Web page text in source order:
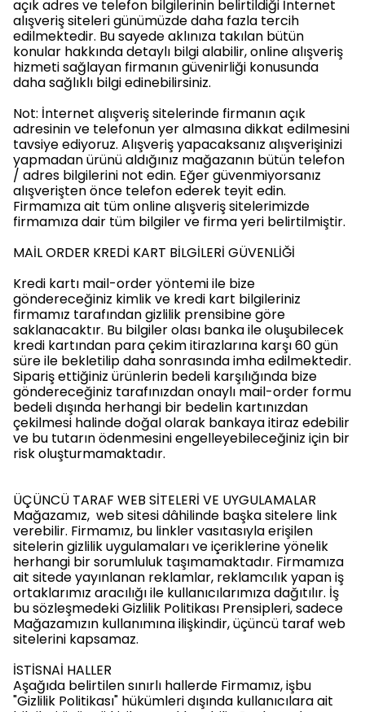
açık adres ve telefon bilgilerinin belirtildiği İnternet
alışveriş siteleri günümüzde daha fazla tercih
edilmektedir. Bu sayede aklınıza takılan bütün
konular hakkında detaylı bilgi alabilir, online alışveriş
hizmeti sağlayan firmanın güvenirliği konusunda
daha sağlıklı bilgi edinebilirsiniz.
Not: İnternet alışveriş sitelerinde firmanın açık
adresinin ve telefonun yer almasına dikkat edilmesini
tavsiye ediyoruz. Alışveriş yapacaksanız alışverişinizi
yapmadan ürünü aldığınız mağazanın bütün telefon
/ adres bilgilerini not edin. Eğer güvenmiyorsanız
alışverişten önce telefon ederek teyit edin.
Firmamıza ait tüm online alışveriş sitelerimizde
firmamıza dair tüm bilgiler ve firma yeri belirtilmiştir.
MAİL ORDER KREDİ KART BİLGİLERİ GÜVENLİĞİ
Kredi kartı mail-order yöntemi ile bize
göndereceğiniz kimlik ve kredi kart bilgileriniz
firmamız tarafından gizlilik prensibine göre
saklanacaktır. Bu bilgiler olası banka ile oluşubilecek
kredi kartından para çekim itirazlarına karşı 60 gün
süre ile bekletilip daha sonrasında imha edilmektedir.
Sipariş ettiğiniz ürünlerin bedeli karşılığında bize
göndereceğiniz tarafınızdan onaylı mail-order formu
bedeli dışında herhangi bir bedelin kartınızdan
çekilmesi halinde doğal olarak bankaya itiraz edebilir
ve bu tutarın ödenmesini engelleyebileceğiniz için bir
risk oluşturmamaktadır.
ÜÇÜNCÜ TARAF WEB SİTELERİ VE UYGULAMALAR
Mağazamız, web sitesi dâhilinde başka sitelere link
verebilir. Firmamız, bu linkler vasıtasıyla erişilen
sitelerin gizlilik uygulamaları ve içeriklerine yönelik
herhangi bir sorumluluk taşımamaktadır. Firmamıza
ait sitede yayınlanan reklamlar, reklamcılık yapan iş
ortaklarımız aracılığı ile kullanıcılarımıza dağıtılır. İş
bu sözleşmedeki Gizlilik Politikası Prensipleri, sadece
Mağazamızın kullanımına ilişkindir, üçüncü taraf web
sitelerini kapsamaz.
İSTİSNAİ HALLER
Aşağıda belirtilen sınırlı hallerde Firmamız, işbu
"Gizlilik Politikası" hükümleri dışında kullanıcılara ait